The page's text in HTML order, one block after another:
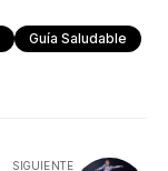
Guía Saludable
SIGUIENTE